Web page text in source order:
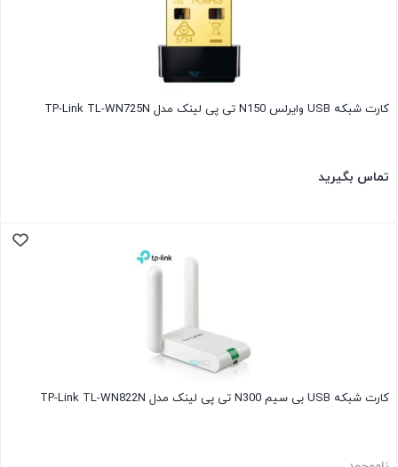
کارت شبکه USB وایرلس N150 تی پی لینک مدل TP-Link TL-WN725N
تماس بگیرید
کارت شبکه USB بی‌ سیم N300 تی پی لینک مدل TP-Link TL-WN822N